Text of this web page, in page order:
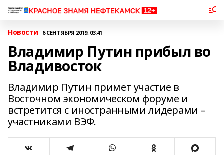
Новости 6 СЕНТЯБРЯ 2019, 03:41
Владимир Путин прибыл во
Владивосток
Владимир Путин примет участие в
Восточном экономическом форуме и
встретится с иностранными лидерами –
участниками ВЭФ.